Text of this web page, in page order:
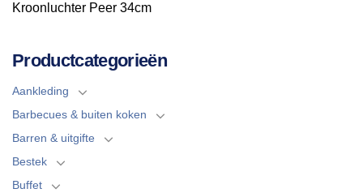
Kroonluchter Peer 34cm
Productcategorieën
Aankleding
Barbecues & buiten koken
Barren & uitgifte
Bestek
Buffet